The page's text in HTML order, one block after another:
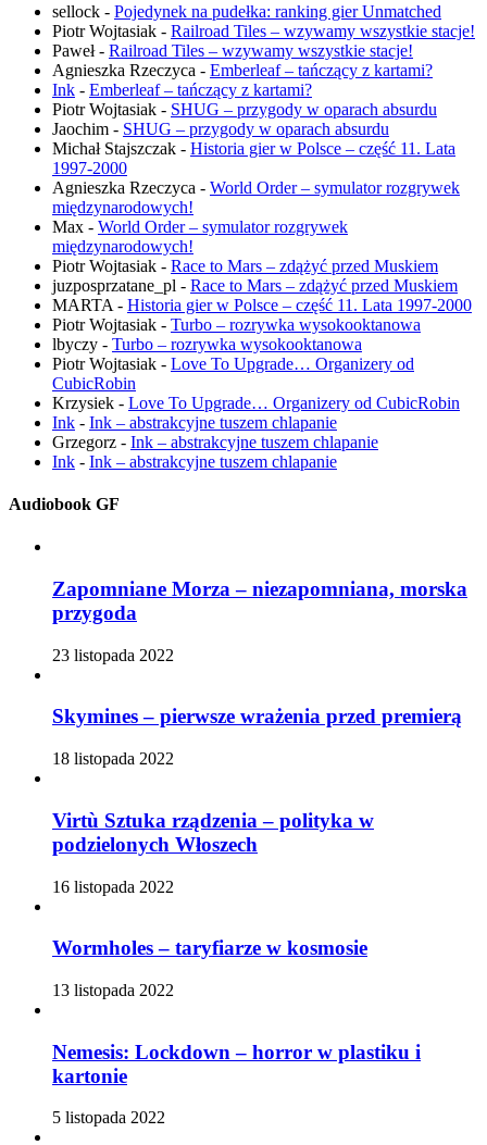
sellock - Pojedynek na pudełka: ranking gier Unmatched
Piotr Wojtasiak - Railroad Tiles – wzywamy wszystkie stacje!
Paweł- Railroad Tiles – wzywamy wszystkie stacje!
Agnieszka Rzeczyca - Emberleaf – tańczący z kartami?
Ink - Emberleaf – tańczący z kartami?
Piotr Wojtasiak - SHUG – przygody w oparach absurdu
Jaochim - SHUG – przygody w oparach absurdu
Michał Stajszczak - Historia gier w Polsce – część 11. Lata
1997-2000
Agnieszka Rzeczyca - World Order – symulator rozgrywek
międzynarodowych!
Max - World Order – symulator rozgrywek
międzynarodowych!
Piotr Wojtasiak - Race to Mars – zdążyć przed Muskiem
juzposprzatane_pl - Race to Mars – zdążyć przed Muskiem
MARTA - Historia gier w Polsce – część 11. Lata 1997-2000
Piotr Wojtasiak - Turbo – rozrywka wysokooktanowa
lbyczy - Turbo – rozrywka wysokooktanowa
Piotr Wojtasiak - Love To Upgrade… Organizery od
CubicRobin
Krzysiek - Love To Upgrade… Organizery od CubicRobin
Ink - Ink – abstrakcyjne tuszem chlapanie
Grzegorz - Ink – abstrakcyjne tuszem chlapanie
Ink - Ink – abstrakcyjne tuszem chlapanie
Audiobook GF
Zapomniane Morza – niezapomniana, morska
przygoda
23 listopada 2022
Skymines – pierwsze wrażenia przed premierą
18 listopada 2022
Virtù Sztuka rządzenia – polityka w
podzielonych Włoszech
16 listopada 2022
Wormholes – taryfiarze w kosmosie
13 listopada 2022
Nemesis: Lockdown – horror w plastiku i
kartonie
5 listopada 2022